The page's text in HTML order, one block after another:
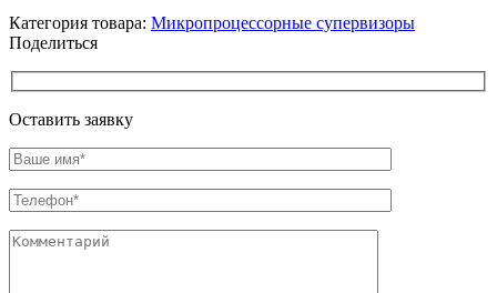
Категория товара: Микропроцессорные супервизоры
Поделиться
Оставить заявку